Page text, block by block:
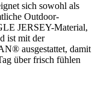
sich sowohl als
Outdoor-
JERSEY-Material,
ist mit der
ausgestattet, damit
über frisch fühlen